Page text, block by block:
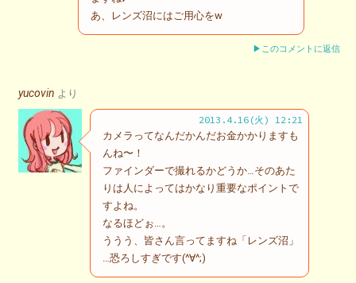
あ、レンズ沼にはご用心をw
▶このコメントに返信
yucovin より
2013.4.16(火) 12:21
カメラってなんだかんだお金かかりますも
んね〜！
ファインダーで撮れるかどうか…そのあた
りは人によってはかなり重要なポイントで
すよね。
なるほどぉ…。
ううう、皆さん言ってますね「レンズ沼」
…恐ろしすぎです(^∀^;)